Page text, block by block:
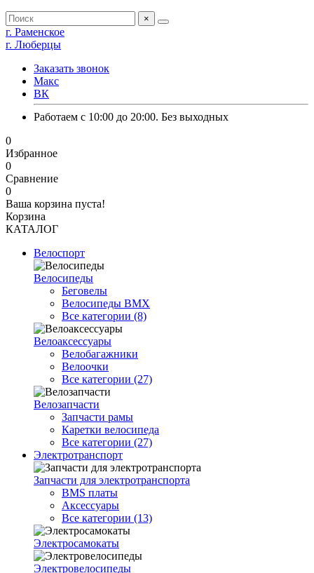
×
г. Раменское
г. Люберцы
Заказать звонок
Макс
ВК
Работаем с 10:00 до 20:00. Без выходных
0
Избранное
0
Сравнение
0
Ваша корзина пуста!
Корзина
КАТАЛОГ
Велоспорт
Велосипеды
Беговелы
Велосипеды BMX
Все категории (8)
Велоаксессуары
Велобагажники
Велоочки
Все категории (27)
Велозапчасти
Запчасти рамы
Каретки велосипеда
Все категории (27)
Электротранспорт
Запчасти для электротранспорта
BMS платы
Аксессуары
Все категории (13)
Электросамокаты
Электровелосипеды